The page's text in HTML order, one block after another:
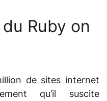
Ruby on
de sites internet
qu’il suscite